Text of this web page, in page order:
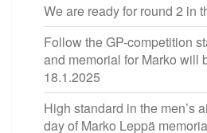
We are ready for round 2 in
Follow the GP-competition
and memorial for Marko will
18.1.2025
High standard in the men’s
day of Marko Leppä